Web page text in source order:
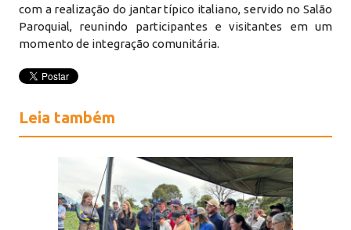
com a realização do jantar típico italiano, servido no Salão
Paroquial, reunindo participantes e visitantes em um
momento de integração comunitária.
Leia também